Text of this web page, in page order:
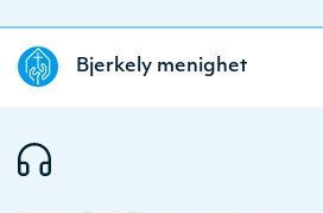
Bjerkely menighet